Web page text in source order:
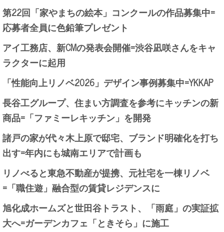
第22回「家やまちの絵本」コンクールの作品募集中=
応募者全員に色鉛筆プレゼント
アイ工務店、新CMの発表会開催=渋谷凪咲さんをキャ
ラクターに起用
「性能向上リノベ2026」デザイン事例募集中=YKKAP
長谷工グループ、住まい方調査を参考にキッチンの新
商品=「ファミーレキッチン」を開発
諸戸の家が代々木上原で邸宅、ブランド明確化を打ち
出す=年内にも城南エリアで計画も
リノべると東急不動産が提携、元社宅を一棟リノベ
=「職住遊」融合型の賃貸レジデンスに
旭化成ホームズと世田谷トラスト、「雨庭」の実証拡
大へ=ガーデンカフェ「ときそら」に施工